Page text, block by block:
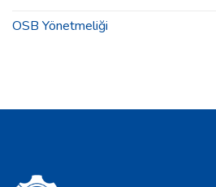
OSB Yönetmeliği